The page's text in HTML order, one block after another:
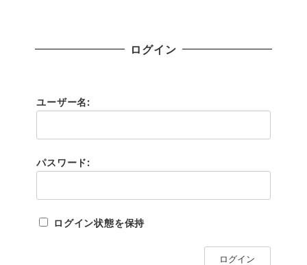
ログイン
ユーザー名:
パスワード:
ログイン状態を保持
ログイン